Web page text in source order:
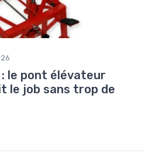
: le pont élévateur
le job sans trop de